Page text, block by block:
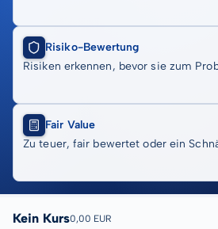
Risiko-Bewertung
Risiken erkennen, bevor sie zum
Fair Value
Zu teuer, fair bewertet oder ein
Kein Kurs0,00 EUR